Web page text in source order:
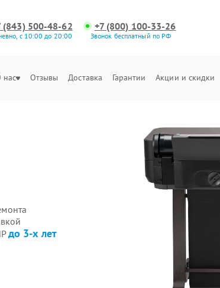
(843) 500-48-62
с 10:00 до 20:00
+7 (800) 100-33-26
Звонок бесплатный по РФ
нас Отзывы Доставка Гарантии Акции и скидки
до 3-х лет